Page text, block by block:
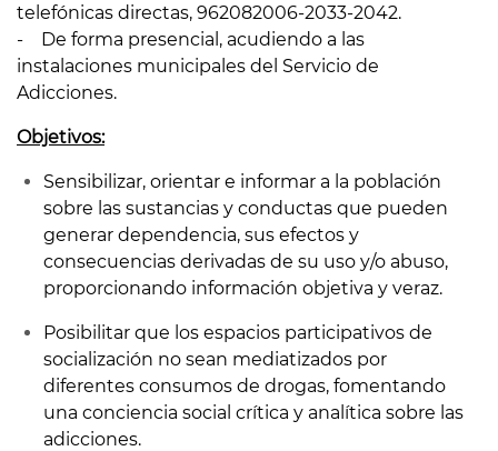
telefónicas directas, 962082006-2033-2042.
- De forma presencial, acudiendo a las
instalaciones municipales del Servicio de
Adicciones.
Objetivos:
Sensibilizar, orientar e informar a la población
sobre las sustancias y conductas que pueden
generar dependencia, sus efectos y
consecuencias derivadas de su uso y/o abuso,
proporcionando información objetiva y veraz.
Posibilitar que los espacios participativos de
socialización no sean mediatizados por
diferentes consumos de drogas, fomentando
una conciencia social crítica y analítica sobre las
adicciones.